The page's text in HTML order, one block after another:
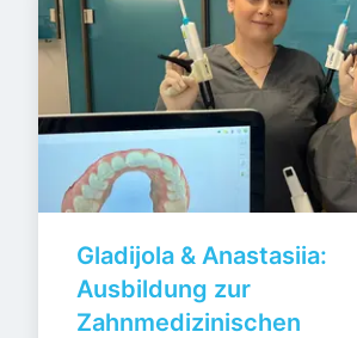
Gladijola & Anastasiia:
Ausbildung zur
Zahnmedizinischen